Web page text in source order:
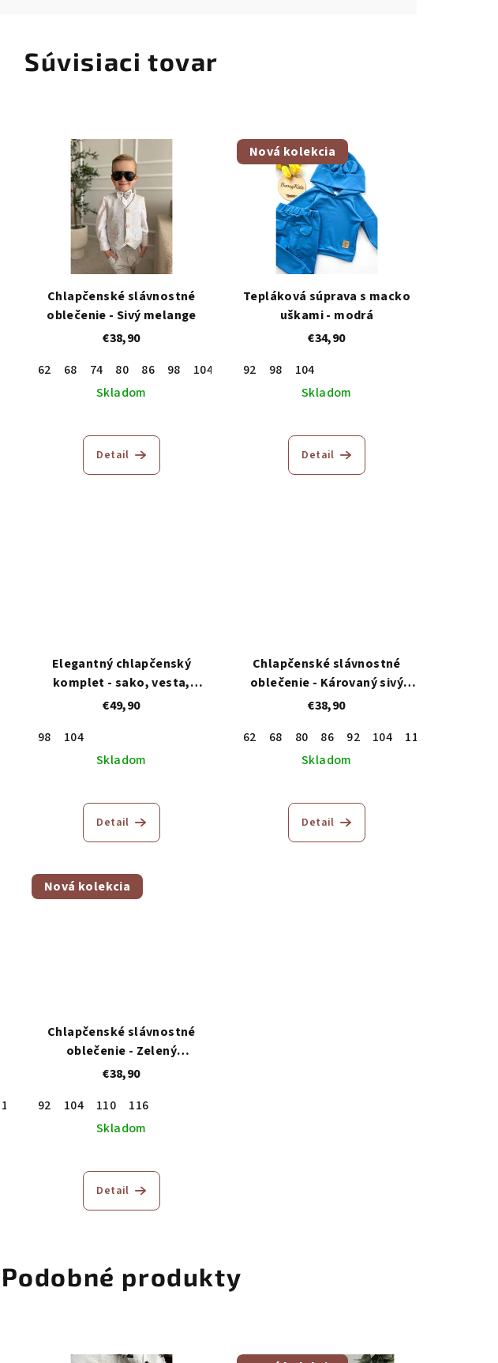
Súvisiaci tovar
Chlapčenské slávnostné
oblečenie - Sivý melange
€38,90
62
68 74 80 86 98 104 110 116 122
Skladom
Detail
Nová kolekcia
Tepláková súprava s macko
uškami - modrá
€34,90
92
98
104
Skladom
Detail
Elegantný chlapčenský
komplet - sako, vesta,
motýlik, nohavice
€49,90
98
104
Skladom
hodnotenie
produktu
je
z
5
Detail
Chlapčenské slávnostné
oblečenie - Károvaný sivý
trojkomplet
€38,90
62
68 80 86 92 104 110
Skladom
Detail
146
Nová kolekcia
Chlapčenské slávnostné
oblečenie - Zelený
trojkomplet
€38,90
92
104 110
116
Skladom
Detail
Podobné produkty